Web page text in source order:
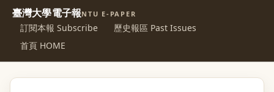
臺灣大學電子報NTU E-PAPER
訂閱本報 Subscribe
歷史報區 Past Issues
首頁 HOME